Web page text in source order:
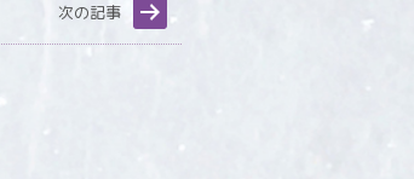
次の記事